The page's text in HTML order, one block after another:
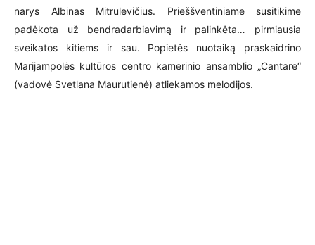
narys Albinas Mitrulevičius. Prieššventiniame susitikime
padėkota už bendradarbiavimą ir palinkėta… pirmiausia
sveikatos kitiems ir sau. Popietės nuotaiką praskaidrino
Marijampolės kultūros centro kamerinio ansamblio „Cantare“
(vadovė Svetlana Maurutienė) atliekamos melodijos.